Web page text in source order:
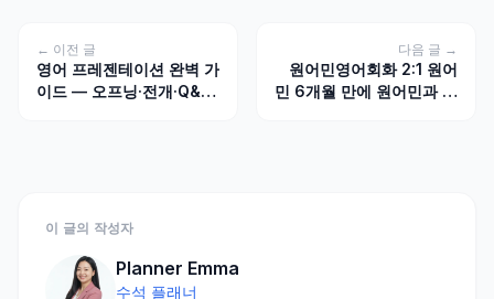
← 이전 글
영어 프레젠테이션 완벽 가
이드 — 오프닝·전개·Q&A
다음 글 →
원어민영어회화 2:1 원어
민 6개월 만에 원어민과 대
이 글의 작성자
Planner Emma
수석 플래너